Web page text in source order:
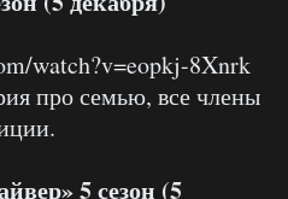
watch?v=eopkj-8Xnrk
про семью, все члены
5 сезон (5